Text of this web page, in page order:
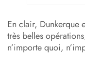
En clair, Dunkerque
très belles
n’importe quoi,